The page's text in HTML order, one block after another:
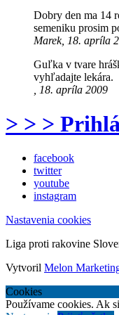
Dobry den ma 14
semeniku prosim
Marek, 18. apríla
Guľka v tvare
vyhľadajte lekára.
, 18. apríla 2009
> > >
facebook
twitter
youtube
instagram
Nastavenia cookies
Liga proti rakovine
Vytvoril Melon
Cookies
Používame cookies. Ak